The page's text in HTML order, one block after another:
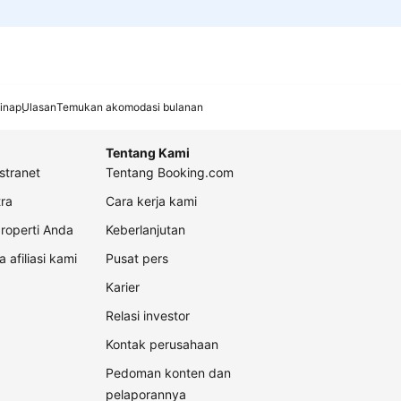
UlasanTemukan akomodasi bulanan
Anda
afiliasi kami
Tentang Kami
Tentang Booking.com
Cara kerja kami
Keberlanjutan
Pusat pers
Karier
Relasi investor
Kontak perusahaan
Pedoman konten dan
pelaporannya